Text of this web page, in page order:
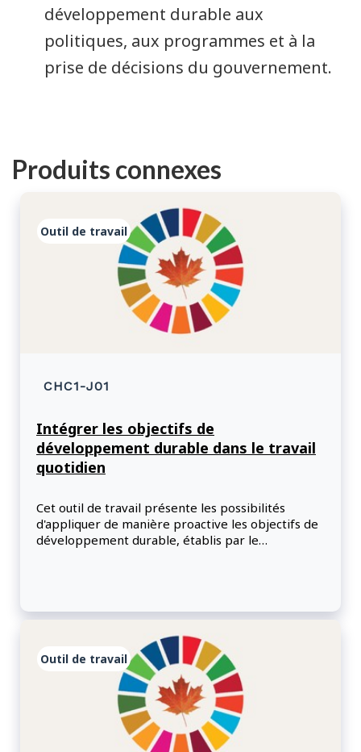
développement durable aux
politiques, aux programmes et à la
prise de décisions du gouvernement.
Produits connexes
Outil de travail
CHC1-J01
Intégrer les objectifs de
développement durable dans le travail
quotidien
Cet outil de travail présente les possibilités
d'appliquer de manière proactive les objectifs de
développement durable, établis par le
Outil de travail